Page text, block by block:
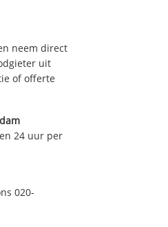
neem direct
uit
of offerte
24 uur per
020-